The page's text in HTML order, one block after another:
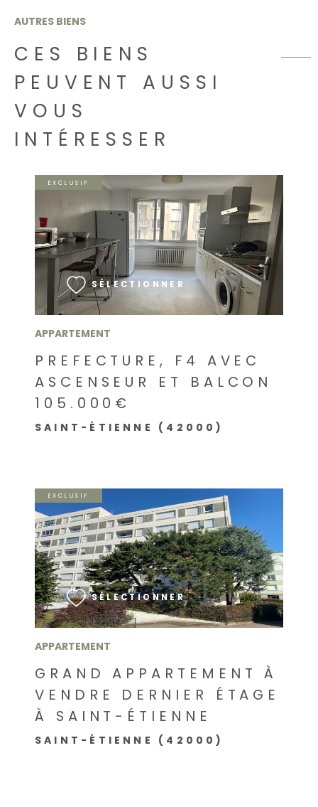
AUTRES BIENS
CES BIENS
PEUVENT AUSSI
VOUS
INTÉRESSER
APPARTEMENT
PREFECTURE, F4 AVEC
ASCENSEUR ET BALCON
105.000€
SAINT-ÉTIENNE (42000)
EXCLUSIF
SÉLECTIONNER
VOIR LE BIEN
APPARTEMENT
GRAND APPARTEMENT À
VENDRE DERNIER ÉTAGE
À SAINT-ÉTIENNE
SAINT-ÉTIENNE (42000)
EXCLUSIF
SÉLECTIONNER
VOIR LE BIEN